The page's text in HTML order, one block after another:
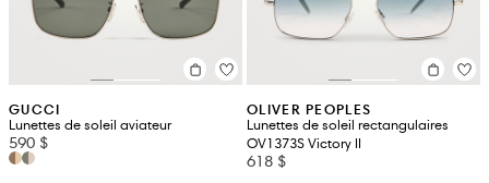
GUCCI
Lunettes de soleil aviateur
590 $
OLIVER PEOPLES
Lunettes de soleil rectangulaires
OV1373S Victory II
618 $